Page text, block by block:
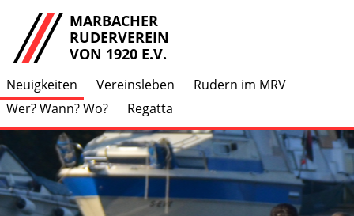
MARBACHER
RUDERVEREIN
VON 1920 E.V.
Neuigkeiten Vereinsleben
Rudern im MRV
Wer? Wann? Wo?
Regatta